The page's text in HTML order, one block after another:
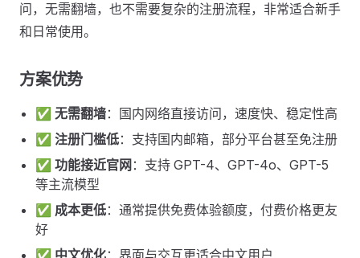
问，无需翻墙，也不需要复杂的注册流程，非常适合新手
和日常使用。
方案优势 ​
✅ 无需翻墙：国内网络直接访问，速度快、稳定性高
✅ 注册门槛低：支持国内邮箱，部分平台甚至免注册
✅ 功能接近官网 ：支持 GPT-4、GPT-4o、GPT-5
等主流模型
✅ 成本更低：通常提供免费体验额度，付费价格更友
好
✅ 中文优化：界面与交互更适合中文用户